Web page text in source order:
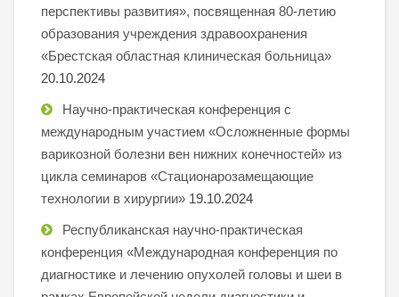
перспективы развития», посвященная 80-летию
образования учреждения здравоохранения
«Брестская областная клиническая больница»
20.10.2024
Научно-практическая конференция с
международным участием «Осложненные формы
варикозной болезни вен нижних конечностей» из
цикла семинаров «Стационарозамещающие
технологии в хирургии» 19.10.2024
Республиканская научно-практическая
конференция «Международная конференция по
диагностике и лечению опухолей головы и шеи в